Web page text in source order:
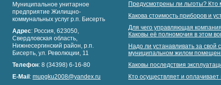
Муниципальное унитарное
предприятие Жилищно-
коммунальных услуг р.п. Бисерть
Адрес: Россия, 623050,
Свердловская область,
Нижнесергинский район, р.п.
Бисерть, ул. Революции, 11
Телефон: 8 (34398) 6-16-80
E-Mail : mupgku2008@yandex.ru
Предусмотрены ли льготы?
Какова стоимость приборов и
Для чего управляющая
Каковы её полномочия в этом
Надо ли устанавливать за свой
муниципальном жилом
Каковы последствия
Кто осуществляет и